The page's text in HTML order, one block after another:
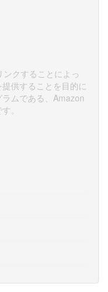
クすることによっ
供することを目的に
ムである、Amazon
。